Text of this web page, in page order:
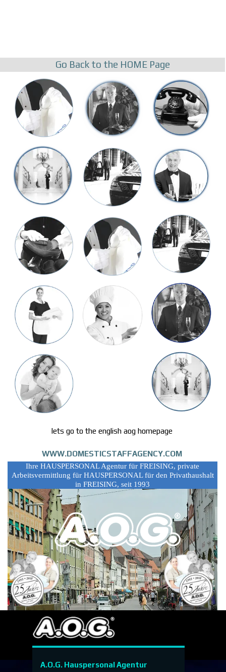
Go Back to the HOME Page
lets go to the english aog homepage
WWW.DOMESTICSTAFFAGENCY.COM
Ihre HAUSPERSONAL Agentur für FREISING, private
Arbeitsvermittlung für HAUSPERSONAL für den Privathaushalt
in FREISING, seit 1993
A.O.G. Hauspersonal Agentur